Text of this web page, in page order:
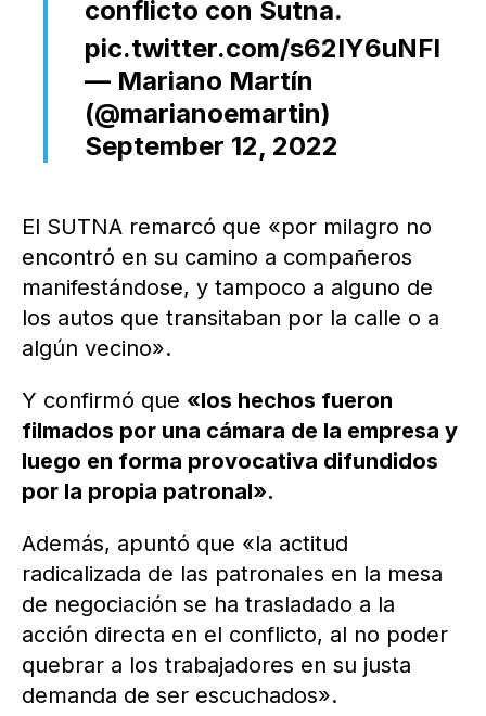
conflicto con Sutna.
pic.twitter.com/s62IY6uNFl
— Mariano Martín
(@marianoemartin)
September 12, 2022
El SUTNA remarcó que «por milagro no
encontró en su camino a compañeros
manifestándose, y tampoco a alguno de
los autos que transitaban por la calle o a
algún vecino».
Y confirmó que «los hechos fueron
filmados por una cámara de la empresa y
luego en forma provocativa difundidos
por la propia patronal».
Además, apuntó que «la actitud
radicalizada de las patronales en la mesa
de negociación se ha trasladado a la
acción directa en el conflicto, al no poder
quebrar a los trabajadores en su justa
demanda de ser escuchados».